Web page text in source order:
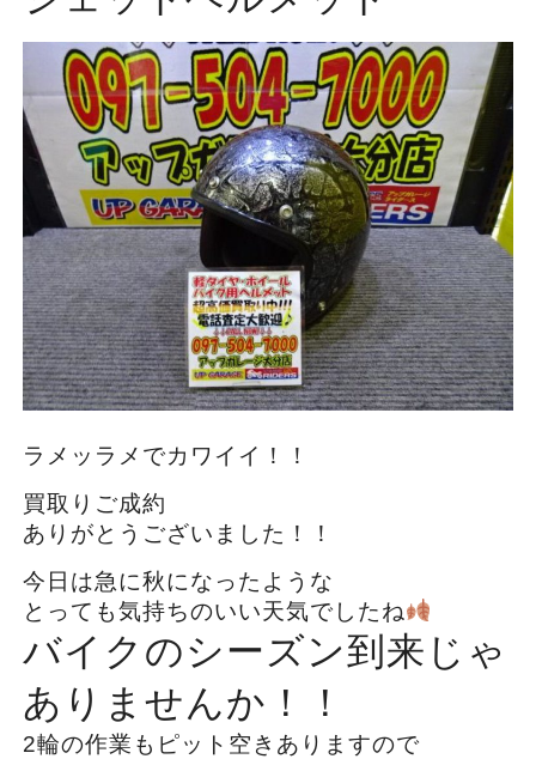
ラメッラメでカワイイ！！
買取りご成約
ありがとうございました！！
今日は急に秋になったような
とっても気持ちのいい天気でしたね
バイクのシーズン到来じゃ
ありませんか！！
2輪の作業もピット空きありますので